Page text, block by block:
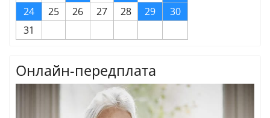
24
25 26 27 28 29
30
31
Онлайн-передплата